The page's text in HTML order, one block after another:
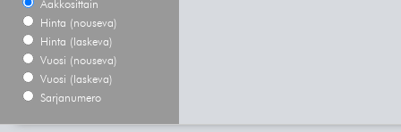
Aakkosittain
Hinta (nouseva)
Hinta (laskeva)
Vuosi (nouseva)
Vuosi (laskeva)
Sarjanumero